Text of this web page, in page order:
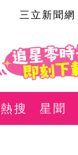
三立新聞網
熱搜 星聞